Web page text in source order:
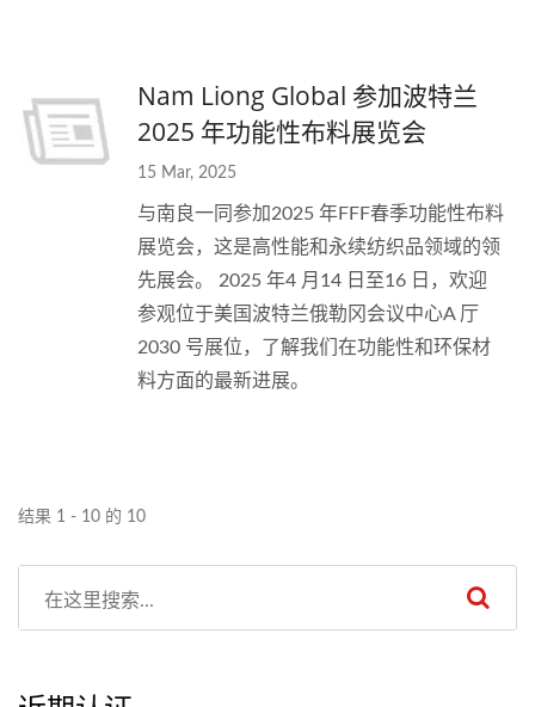
Nam Liong Global 参加波特兰
2025 年功能性布料展览会
15 Mar, 2025
与南良一同参加2025 年FFF春季功能性布料
展览会，这是高性能和永续纺织品领域的领
先展会。 2025 年4 月14 日至16 日，欢迎
参观位于美国波特兰俄勒冈会议中心A 厅
2030 号展位，了解我们在功能性和环保材
料方面的最新进展。
结果 1 - 10 的 10